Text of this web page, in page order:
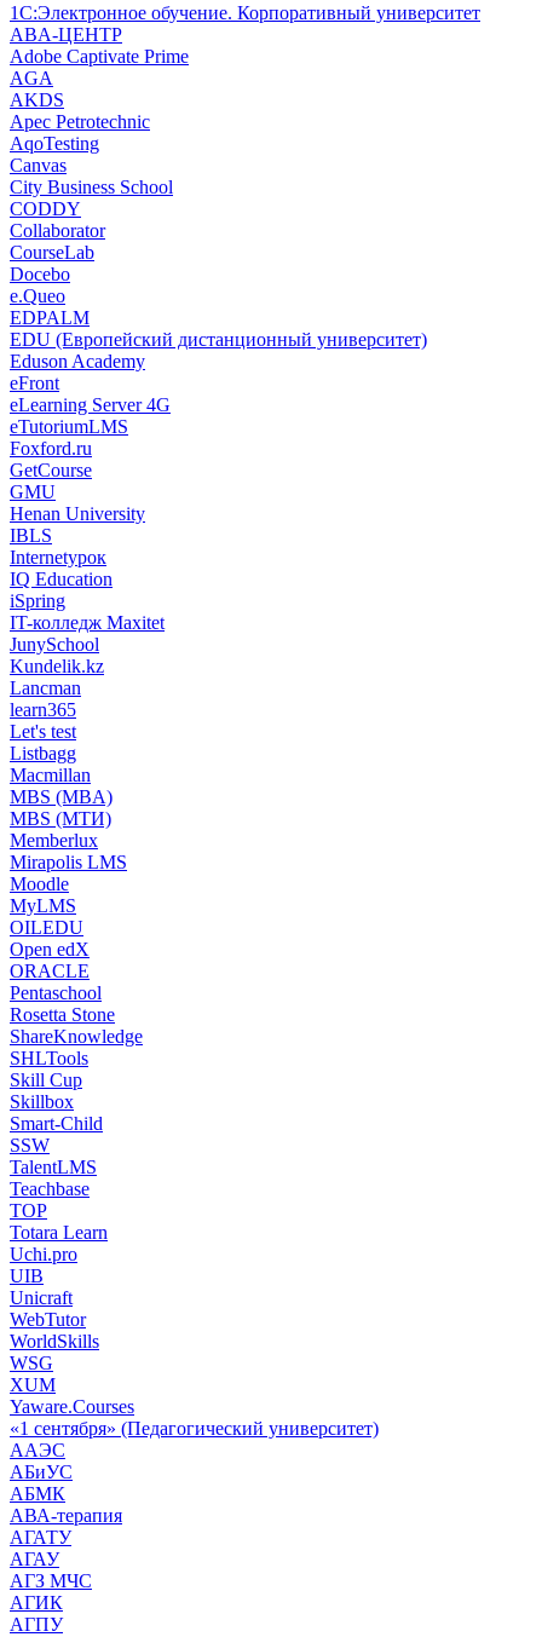
1С:Электронное обучение. Корпоративный университет
ABA-ЦЕНТР
Adobe Captivate Prime
AGA
AKDS
Apec Petrotechnic
AqoTesting
Canvas
City Business School
CODDY
Collaborator
CourseLab
Docebo
e.Queo
EDPALM
EDU (Европейский дистанционный университет)
Eduson Academy
eFront
eLearning Server 4G
eTutoriumLMS
Foxford.ru
GetCourse
GMU
Henan University
IBLS
Internetурок
IQ Education
iSpring
IT-колледж Maxitet
JunySchool
Kundelik.kz
Lancman
learn365
Let's test
Listbagg
Macmillan
MBS (MBA)
MBS (МТИ)
Memberlux
Mirapolis LMS
Moodle
MyLMS
OILEDU
Open edX
ORACLE
Pentaschool
Rosetta Stone
ShareKnowledge
SHLTools
Skill Cup
Skillbox
Smart-Child
SSW
TalentLMS
Teachbase
TOP
Totara Learn
Uchi.pro
UIB
Unicraft
WebTutor
WorldSkills
WSG
XUM
Yaware.Courses
«1 сентября» (Педагогический университет)
ААЭС
АБиУС
АБМК
АВА-терапия
АГАТУ
АГАУ
АГЗ МЧС
АГИК
АГПУ